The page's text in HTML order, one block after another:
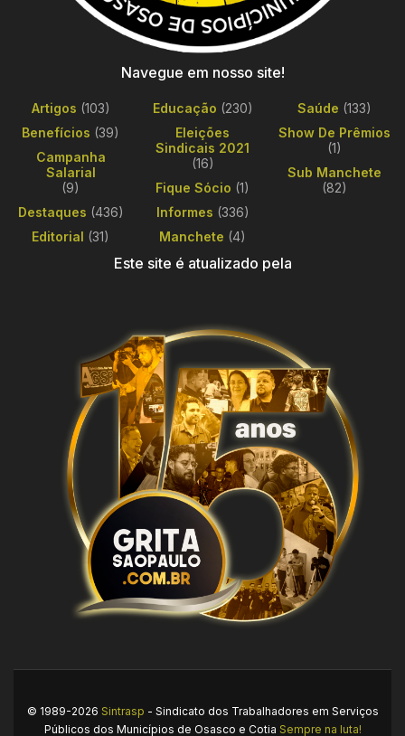
Navegue em nosso site!
Artigos (103)
Benefícios (39)
Campanha
Salarial
(9)
Destaques (436)
Editorial (31)
Educação (230)
Eleições
Sindicais 2021
(16)
Fique Sócio (1)
Informes (336)
Manchete (4)
Saúde (133)
Show De Prêmios
(1)
Sub Manchete
(82)
Este site é atualizado pela
© 1989-2026 Sintrasp - Sindicato dos Trabalhadores em Serviços
Públicos dos Municípios de Osasco e Cotia Sempre na luta!